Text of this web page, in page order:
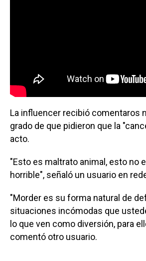
La influencer recibió comentaros
grado de que pidieron que la
acto.
"Esto es maltrato animal, esto no
horrible", señaló un usuario en
"Morder es su forma natural de
situaciones incómodas que
lo que ven como diversión, para
comentó otro usuario.